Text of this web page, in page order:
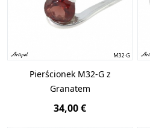
Pierścionek M32-G z
Granatem
34,00 €